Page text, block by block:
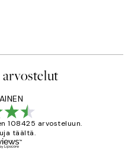
108425 arvosteluun.
täältä.